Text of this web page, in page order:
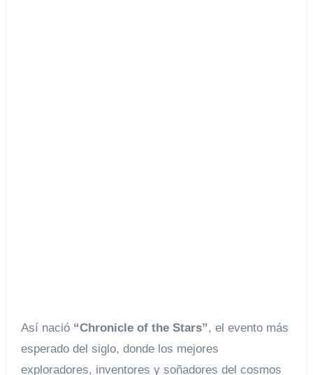
Así nació “Chronicle of the Stars”, el evento más
esperado del siglo, donde los mejores
exploradores, inventores y soñadores del cosmos